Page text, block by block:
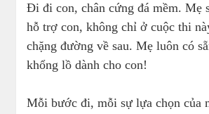
Đi đi con, chân cứng đá mềm. Mẹ
hỗ trợ con, không chỉ ở cuộc thi
chặng đường về sau. Mẹ luôn có
khổng lồ dành cho con!
Mỗi bước đi, mỗi sự lựa chọn của